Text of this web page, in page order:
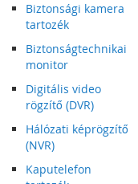
Biztonsági kamera
tartozék
Biztonságtechnikai
monitor
Digitális video
rögzítő (DVR)
Hálózati képrögzítő
(NVR)
Kaputelefon